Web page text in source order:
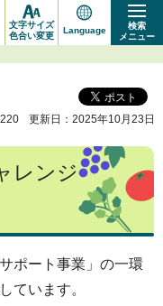
文字サイズ
色合い変更
Language
検索
メニュー
更新日：2025年10月23日
レンジ
ポート事業」の一環
ています。